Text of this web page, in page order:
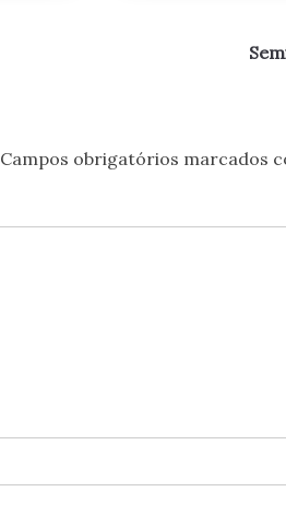
Campos obrigatórios marcados